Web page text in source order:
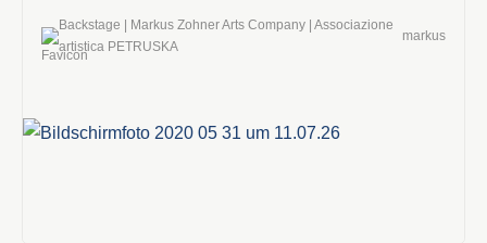
Backstage | Markus Zohner Arts Company | Associazione
artistica PETRUSKA
markus